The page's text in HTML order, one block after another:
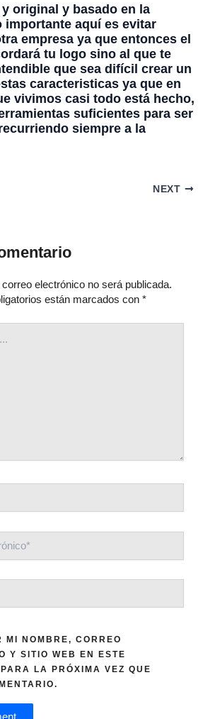
original y basado en la
importante aquí es evitar
empresa ya que entonces el
tu logo sino al que te
que sea difícil crear un
caracteristicas ya que en
vivimos casi todo está hecho,
suficientes para ser
siempre a la
NEXT
electrónico no será publicada.
están marcados con*
MI NOMBRE, CORREO
Y SITIO WEB EN ESTE
LA PRÓXIMA VEZ QUE